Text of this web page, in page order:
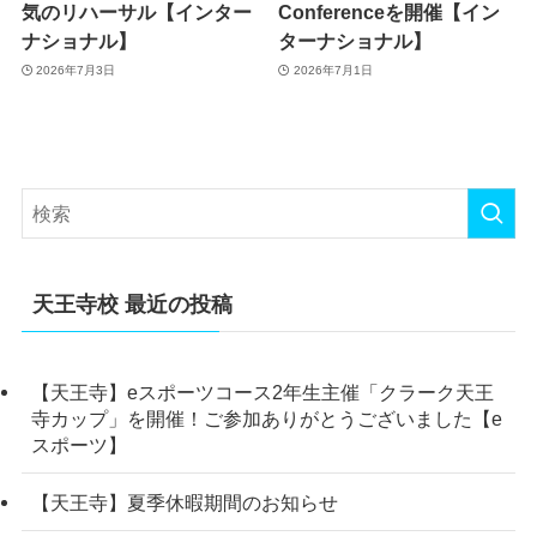
気のリハーサル【インター
ナショナル】
2026年7月3日
Conferenceを開催【イン
ターナショナル】
2026年7月1日
天王寺校 最近の投稿
【天王寺】eスポーツコース2年生主催「クラーク天王
寺カップ」を開催！ご参加ありがとうございました【e
スポーツ】
【天王寺】夏季休暇期間のお知らせ